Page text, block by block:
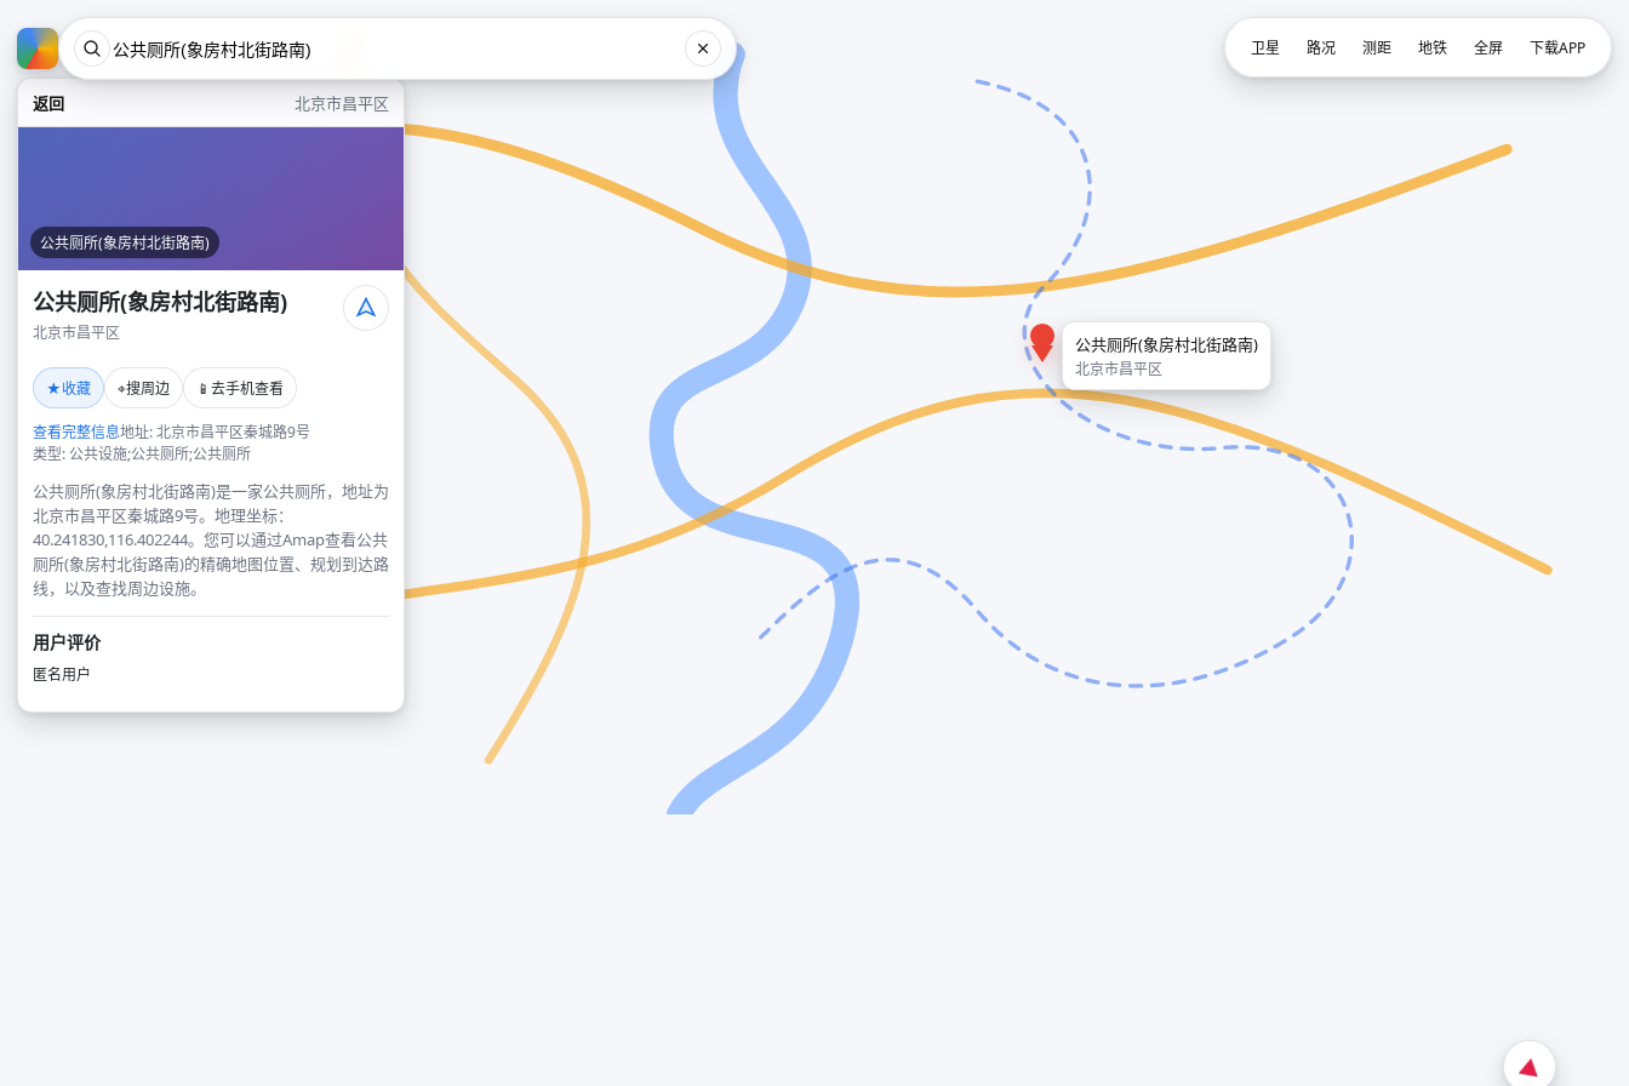
返回 北京市昌平区
公共厕所(象房村北街路南)
公共厕所(象房村北街路南)
北京市昌平区
★收藏 ⌖搜周边 📱 去手机查看
查看完整信息地址: 北京市昌平区秦城路9号
类型: 公共设施;公共厕所;公共厕所
公共厕所(象房村北街路南)是一家公共厕所，地址为
北京市昌平区秦城路9号。地理坐标：
40.241830,116.402244。您可以通过Amap查看公共
厕所(象房村北街路南)的精确地图位置、规划到达路
线，以及查找周边设施。
用户评价
匿名用户
公共厕所(象房村北街路南)
北京市昌平区
卫星 路况 测距 地铁 全屏 下载APP